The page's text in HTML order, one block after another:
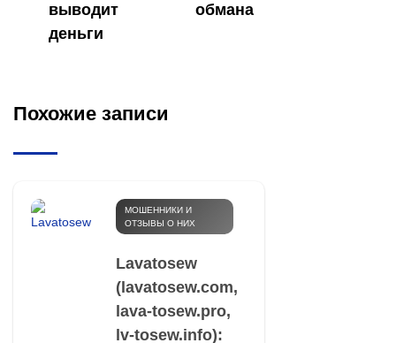
выводит
деньги
обмана
Похожие записи
МОШЕННИКИ И
ОТЗЫВЫ О НИХ
Lavatosew
(lavatosew.com,
lava-tosew.pro,
lv-tosew.info):